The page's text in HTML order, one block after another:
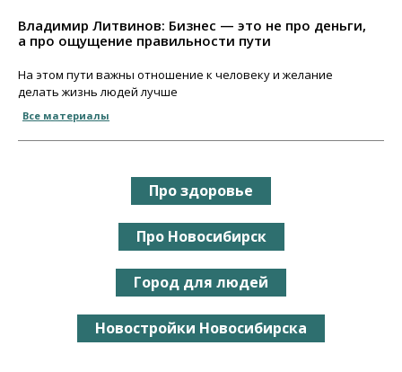
Владимир Литвинов: Бизнес — это не про деньги,
а про ощущение правильности пути
На этом пути важны отношение к человеку и желание
делать жизнь людей лучше
Все материалы
Про здоровье
Про Новосибирск
Город для людей
Новостройки Новосибирска